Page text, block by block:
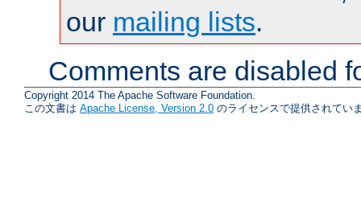
our mailing lists.
Comments are disabled
Copyright 2014 The Apache Software Foundation.
この文書は Apache License, Version 2.0 のライセンスで提供されてい